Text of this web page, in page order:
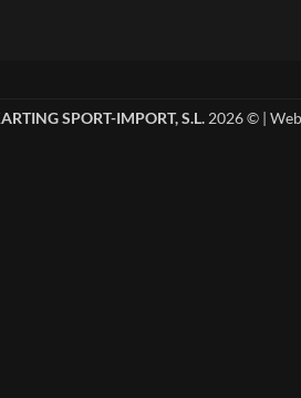
SPORT-IMPORT, S.L. 2026 © |